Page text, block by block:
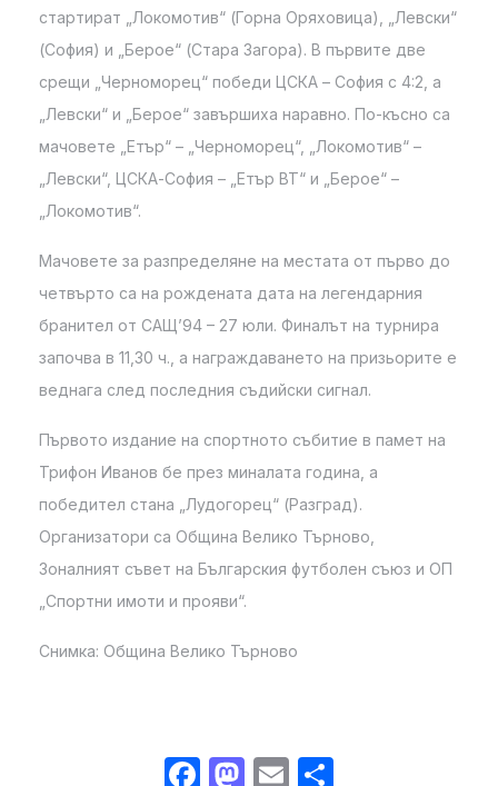
стартират „Локомотив“ (Горна Оряховица), „Левски“
(София) и „Берое“ (Стара Загора). В първите две
срещи „Черноморец“ победи ЦСКА – София с 4:2, а
„Левски“ и „Берое“ завършиха наравно. По-късно са
мачовете „Етър“ – „Черноморец“, „Локомотив“ –
„Левски“, ЦСКА-София – „Етър ВТ“ и „Берое“ –
„Локомотив“.
Мачовете за разпределяне на местата от първо до
четвърто са на рождената дата на легендарния
бранител от САЩ’94 – 27 юли. Финалът на турнира
започва в 11,30 ч., а награждаването на призьорите е
веднага след последния съдийски сигнал.
Първото издание на спортното събитие в памет на
Трифон Иванов бе през миналата година, а
победител стана „Лудогорец“ (Разград).
Организатори са Община Велико Търново,
Зоналният съвет на Българския футболен съюз и ОП
„Спортни имоти и прояви“.
Снимка: Община Велико Търново
Facebook
Mastodon
Email